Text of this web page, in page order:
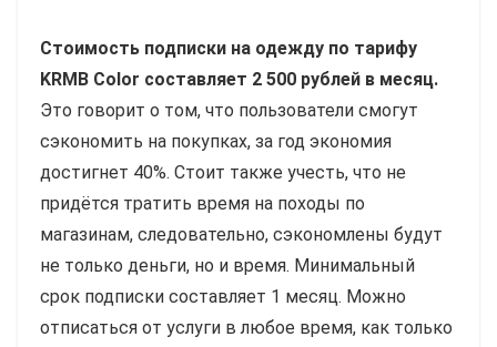
Стоимость подписки на одежду по тарифу
KRMB Color составляет 2 500 рублей в месяц.
Это говорит о том, что пользователи смогут
сэкономить на покупках, за год экономия
достигнет 40%. Стоит также учесть, что не
придётся тратить время на походы по
магазинам, следовательно, сэкономлены будут
не только деньги, но и время. Минимальный
срок подписки составляет 1 месяц. Можно
отписаться от услуги в любое время, как только